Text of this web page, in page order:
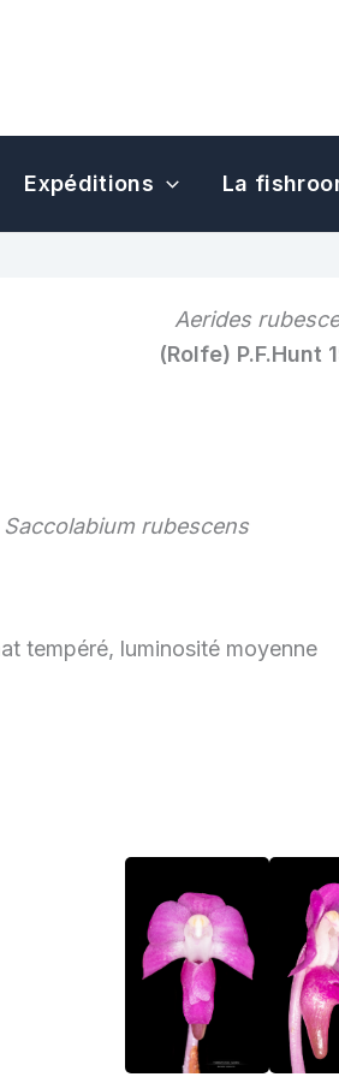
Expéditions La
Aerides
(Rolfe) P.F.Hunt
Saccolabium rubescens
tempéré, luminosité moyenne